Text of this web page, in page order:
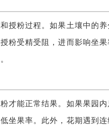
粉过程。如果土壤中的养
粉受精受阻，进而影响坐
能正常结果。如果果园内
坐果率。此外，花期遇到